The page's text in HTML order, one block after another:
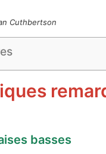
Cuthbertson
basses